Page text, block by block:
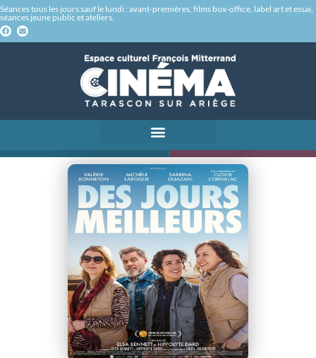
Séances tous les jours sauf le lundi : avant-premières, films box-office, label art et essai,
séances jeune public et ateliers.